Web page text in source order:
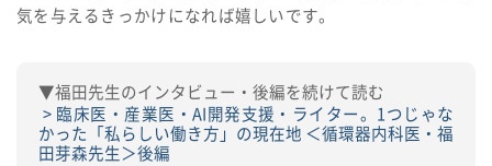
気を与えるきっかけになれば嬉しいです。
▼福田先生のインタビュー・後編を続けて読む
臨床医・産業医・AI開発支援・ライター。1つじゃな
かった「私らしい働き方」の現在地 ＜循環器内科医・福
田芽森先生＞後編